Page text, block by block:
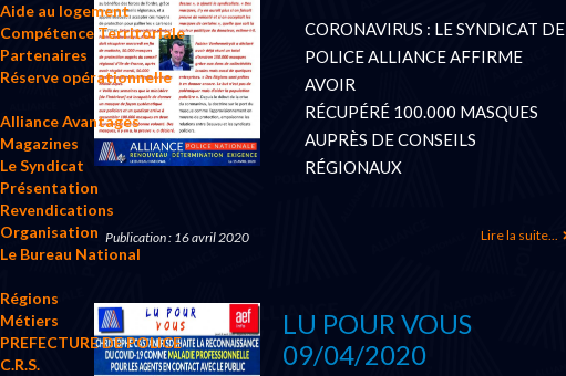
Aide au logement
Compétence Territoriale
Partenaires
Réserve opérationnelle
Alliance Avantages
Magazines
Le Syndicat
Présentation
Revendications
Organisation
Le Bureau National
Régions
Métiers
PREFECTURE DE POLICE
C.R.S.
CORONAVIRUS : LE SYNDICAT DE
POLICE ALLIANCE AFFIRME
AVOIR
RÉCUPÉRÉ 100.000 MASQUES
AUPRÈS DE CONSEILS
RÉGIONAUX
Publication : 16 avril 2020 Lire la suite...
LU POUR VOUS
09/04/2020